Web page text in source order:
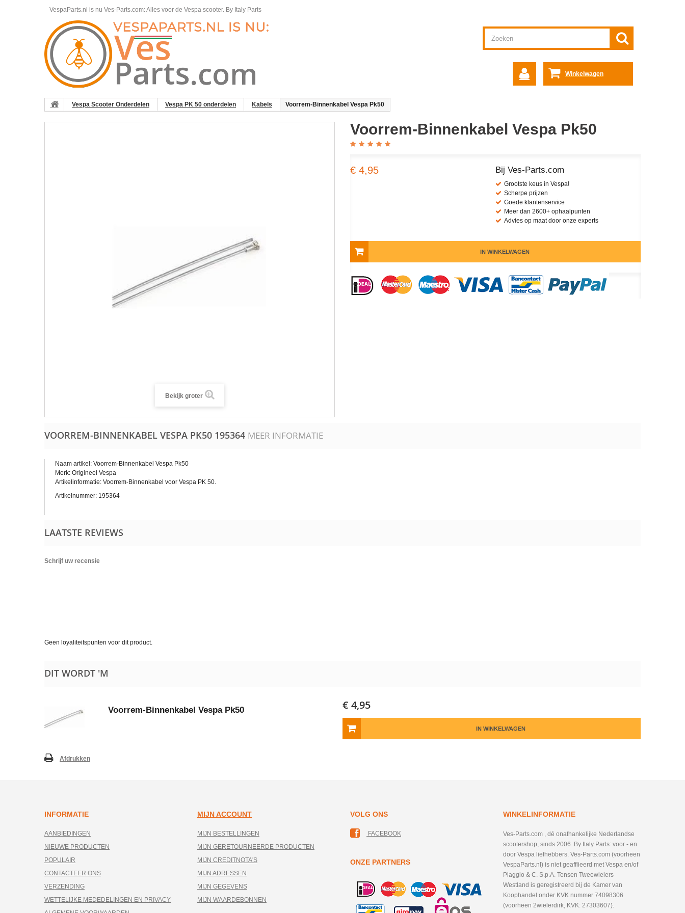
VespaParts.nl is nu Ves-Parts.com: Alles voor de Vespa scooter. By Italy Parts
Winkelwagen
Vespa Scooter Onderdelen Vespa PK 50 onderdelen Kabels Voorrem-Binnenkabel Vespa Pk50
Bekijk groter
Voorrem-Binnenkabel Vespa Pk50
€ 4,95 Bij Ves-Parts.com
Grootste keus in Vespa!
Scherpe prijzen
Goede klantenservice
Meer dan 2600+ ophaalpunten
Advies op maat door onze experts
IN WINKELWAGEN
VOORREM-BINNENKABEL VESPA PK50 195364 MEER INFORMATIE
Naam artikel: Voorrem-Binnenkabel Vespa Pk50
Merk: Origineel Vespa
Artikelinformatie: Voorrem-Binnenkabel voor Vespa PK 50.
Artikelnummer: 195364
LAATSTE REVIEWS
Schrijf uw recensie
Geen loyaliteitspunten voor dit product.
DIT WORDT 'M
Voorrem-Binnenkabel Vespa Pk50 € 4,95
IN WINKELWAGEN
Afdrukken
INFORMATIE
AANBIEDINGEN
NIEUWE PRODUCTEN
POPULAIR
CONTACTEER ONS
VERZENDING
WETTELIJKE MEDEDELINGEN EN PRIVACY
MIJN ACCOUNT
MIJN BESTELLINGEN
MIJN GERETOURNEERDE PRODUCTEN
MIJN CREDITNOTA'S
MIJN ADRESSEN
MIJN GEGEVENS
MIJN WAARDEBONNEN
VOLG ONS
FACEBOOK
ONZE PARTNERS
WINKELINFORMATIE
Ves-Parts.com , dé onafhankelijke Nederlandse
scootershop, sinds 2006. By Italy Parts: voor - en
door Vespa liefhebbers. Ves-Parts.com (voorheen
VespaParts.nl) is niet geafflieerd met Vespa en/of
Piaggio & C. S.p.A. Tensen Tweewielers
Westland is geregistreerd bij de Kamer van
Koophandel onder KVK nummer 74098306
(voorheen 2wielerdirk, KVK: 27303607).